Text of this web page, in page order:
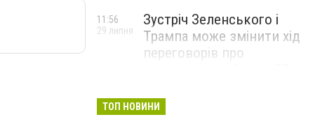
Зустріч Зеленського і
Трампа може змінити хід
переговорів про
11:56
29 липня
ТОП НОВИНИ